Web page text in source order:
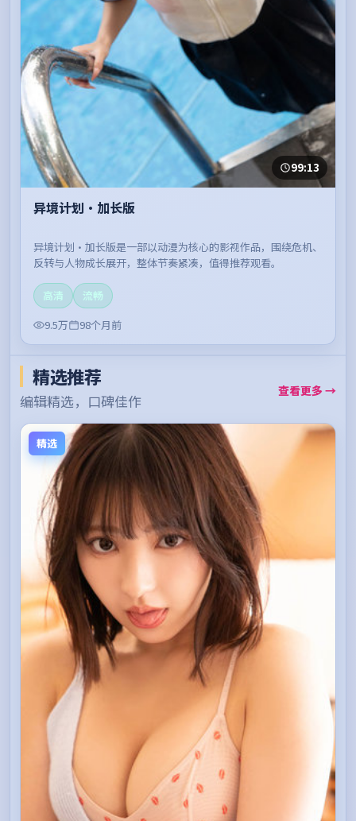
99:13
异境计划·加长版
异境计划·加长版是一部以动漫为核心的影视作品，围绕危机、
反转与人物成长展开，整体节奏紧凑，值得推荐观看。
高清
流畅
9.5万
98个月前
精选推荐
编辑精选，口碑佳作
查看更多 →
精选